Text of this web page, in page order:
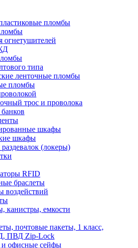
пломбы
типа
ленточные пломбы
пломбы
трос и проволока
шкафы
шкафы
(локеры)
RFID
браслеты
воздействий
канистры, емкости
почтовые пакеты, 1 класс,
ПВД Zip-Lock
офисные сейфы